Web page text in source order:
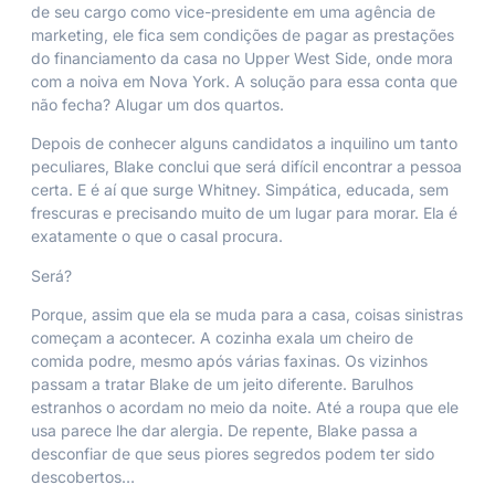
de seu cargo como vice-presidente em uma agência de
marketing, ele fica sem condições de pagar as prestações
do financiamento da casa no Upper West Side, onde mora
com a noiva em Nova York. A solução para essa conta que
não fecha? Alugar um dos quartos.
Depois de conhecer alguns candidatos a inquilino um tanto
peculiares, Blake conclui que será difícil encontrar a pessoa
certa. E é aí que surge Whitney. Simpática, educada, sem
frescuras e precisando muito de um lugar para morar. Ela é
exatamente o que o casal procura.
Será?
Porque, assim que ela se muda para a casa, coisas sinistras
começam a acontecer. A cozinha exala um cheiro de
comida podre, mesmo após várias faxinas. Os vizinhos
passam a tratar Blake de um jeito diferente. Barulhos
estranhos o acordam no meio da noite. Até a roupa que ele
usa parece lhe dar alergia. De repente, Blake passa a
desconfiar de que seus piores segredos podem ter sido
descobertos…